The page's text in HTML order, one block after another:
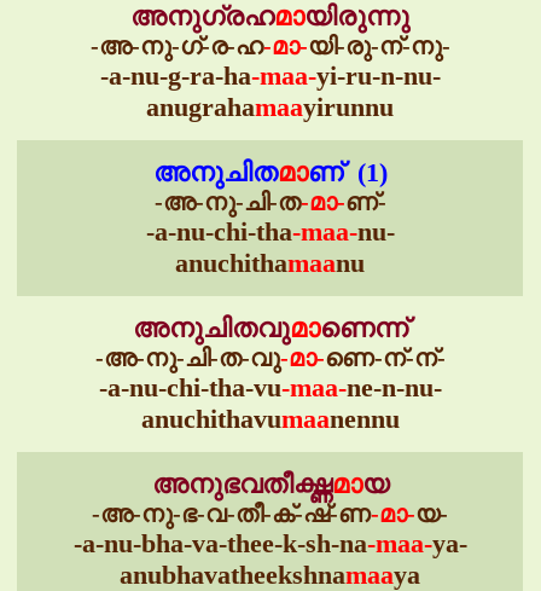
അനുഗ്രഹമായിരുന്നു
-അ-നു-ഗ്-ര-ഹ-മാ-യി-രു-ന്-നു-
-a-nu-g-ra-ha-maa-yi-ru-n-nu-
anugrahamaayirunnu
അനുചിതമാണ് (1)
-അ-നു-ചി-ത-മാ-ണ്-
-a-nu-chi-tha-maa-nu-
anuchithamaanu
അനുചിതവുമാണെന്ന്
-അ-നു-ചി-ത-വു-മാ-ണെ-ന്-ന്-
-a-nu-chi-tha-vu-maa-ne-n-nu-
anuchithavumaanennu
അനുഭവതീക്ഷ്ണമായ
-അ-നു-ഭ-വ-തീ-ക്-ഷ്-ണ-മാ-യ-
-a-nu-bha-va-thee-k-sh-na-maa-ya-
anubhavatheekshnamaaya